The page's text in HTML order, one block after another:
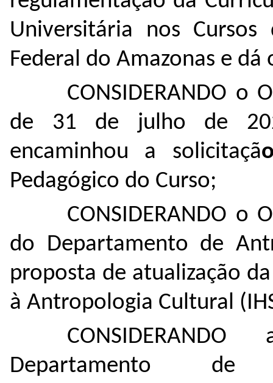
Universitária nos Cursos
Federal do Amazonas e
CONSIDERANDO o
de 31 de julho de
encaminhou a solicitaçã
Pedagógico do Curso;
CONSIDERANDO o
do Departamento de
proposta de atualização
à Antropologia Cultural
Departamento